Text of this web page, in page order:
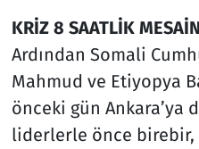
KRİZ 8 SAATLİK
Ardından Somali
Mahmud ve Etiyopya
önceki gün Ankara’ya
liderlerle önce birebir,